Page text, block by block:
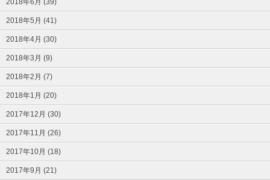
2018年6月 (39)
2018年5月 (41)
2018年4月 (30)
2018年3月 (9)
2018年2月 (7)
2018年1月 (20)
2017年12月 (30)
2017年11月 (26)
2017年10月 (18)
2017年9月 (21)